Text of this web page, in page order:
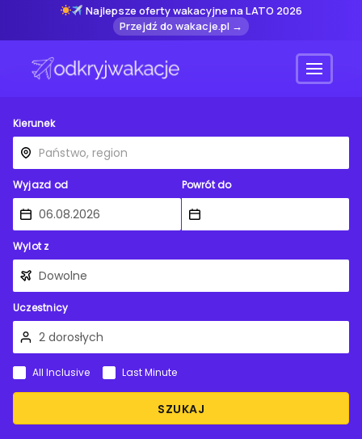
Najlepsze oferty wakacyjne na LATO 2026
Przejdź do wakacje.pl →
Menu
Kierunek
Wyjazd od Powrót do
Wylot z
Uczestnicy
SZUKAJ
All Inclusive Last Minute